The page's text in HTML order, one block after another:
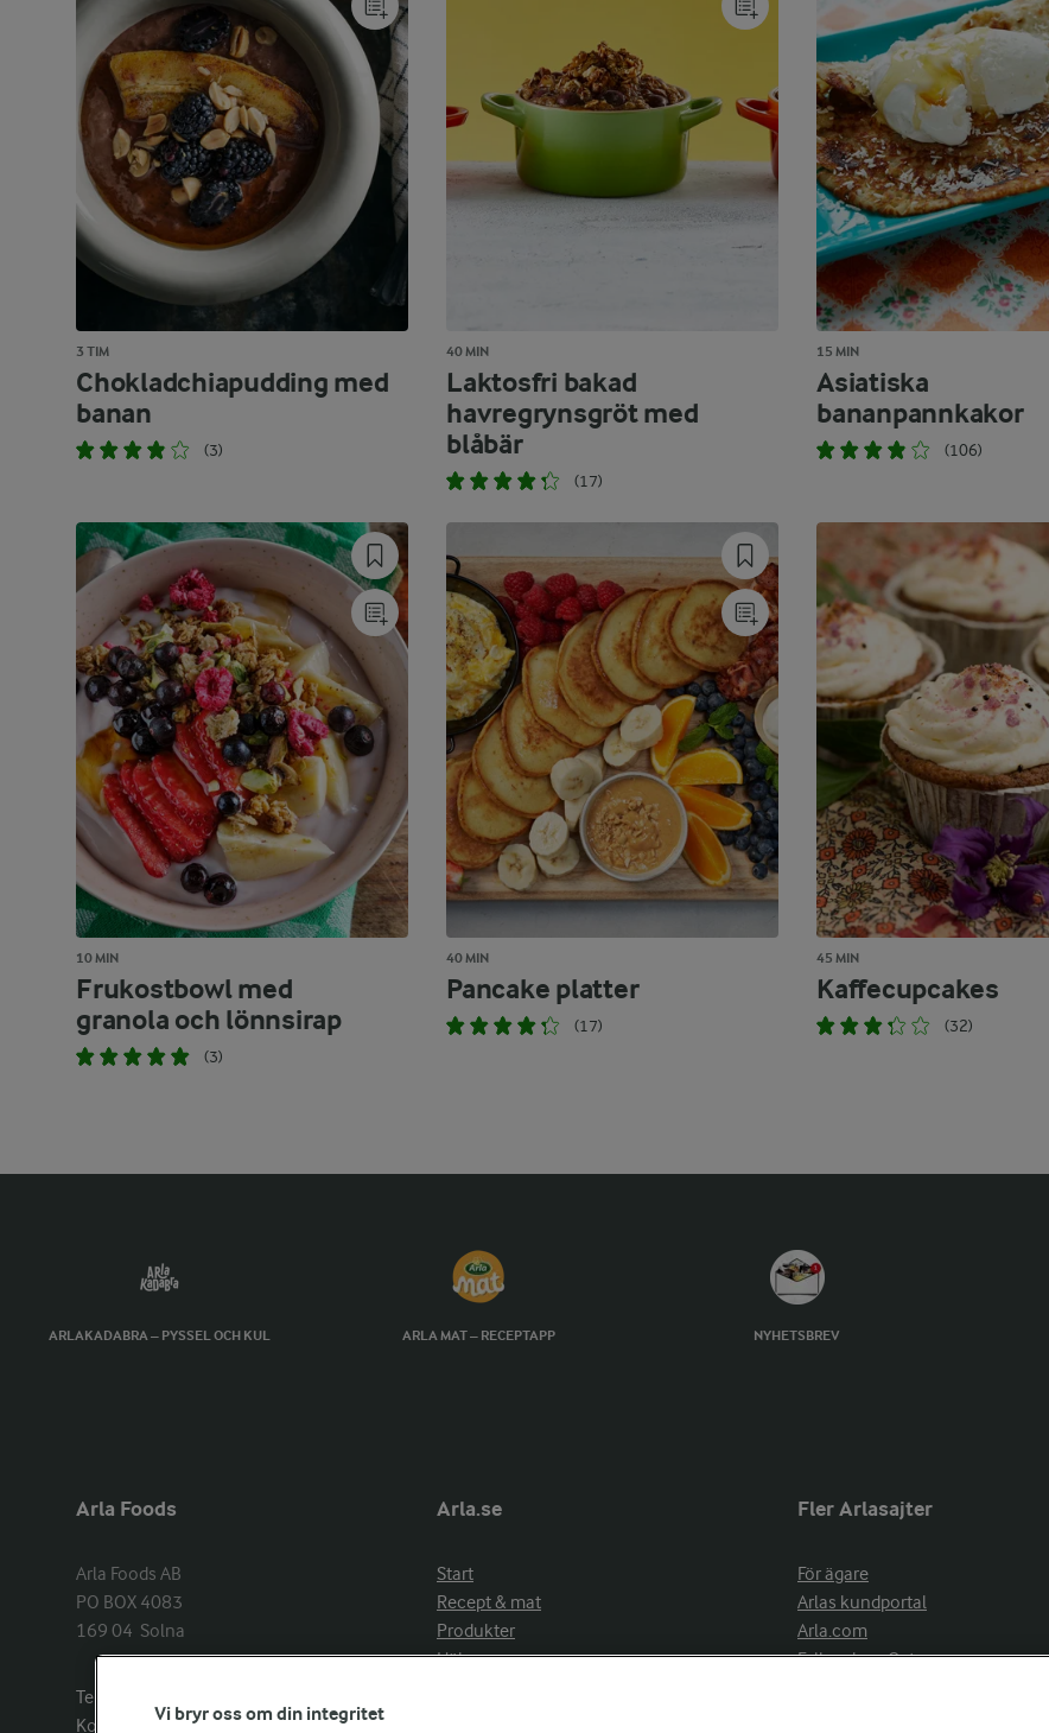
3 TIM
Chokladchiapudding med
banan
(3)
40 MIN
Laktosfri bakad
havregrynsgröt med
blåbär
(17)
15 MIN
Asiatiska
bananpannkakor
(106)
10 MIN
Frukostbowl med
granola och lönnsirap
(3)
40 MIN
Pancake platter
(17)
45 MIN
Kaffecupcakes
(32)
ARLAKADABRA – PYSSEL OCH KUL ARLA MAT – RECEPTAPP NYHETSBREV
Arla Foods
Arla Foods AB
PO BOX 4083
169 04  Solna
Telefon:
Kontakta oss
Arla.se
Start
Recept & mat
Produkter
Hälsa
Fler Arlasajter
För ägare
Arlas kundportal
Arla.com
Falbygdens Ost
Vi bryr oss om din integritet